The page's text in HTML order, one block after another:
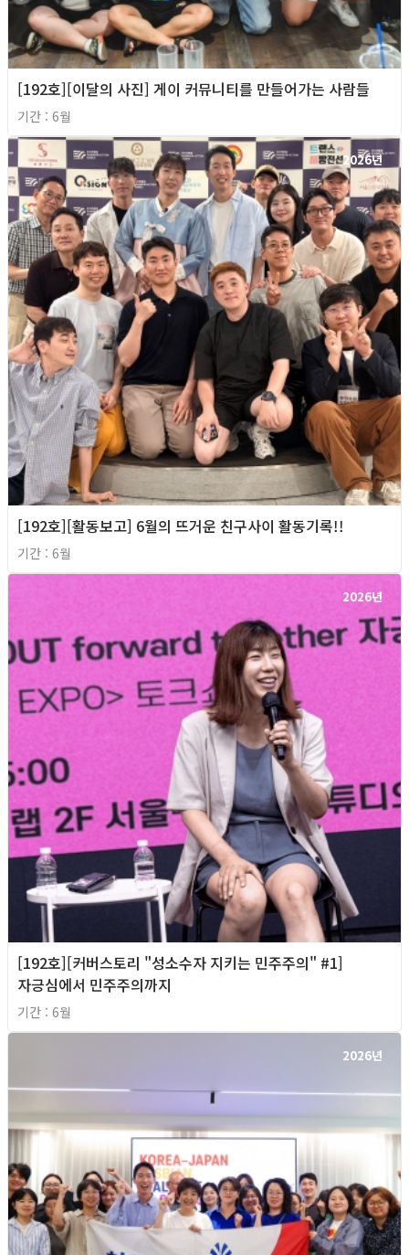
[192호][이달의 사진] 게이 커뮤니티를 만들어가는 사람들
기간 : 6월
2026년
[192호][활동보고] 6월의 뜨거운 친구사이 활동기록!!
기간 : 6월
2026년
[192호][커버스토리 "성소수자 지키는 민주주의" #1]
자긍심에서 민주주의까지
기간 : 6월
2026년